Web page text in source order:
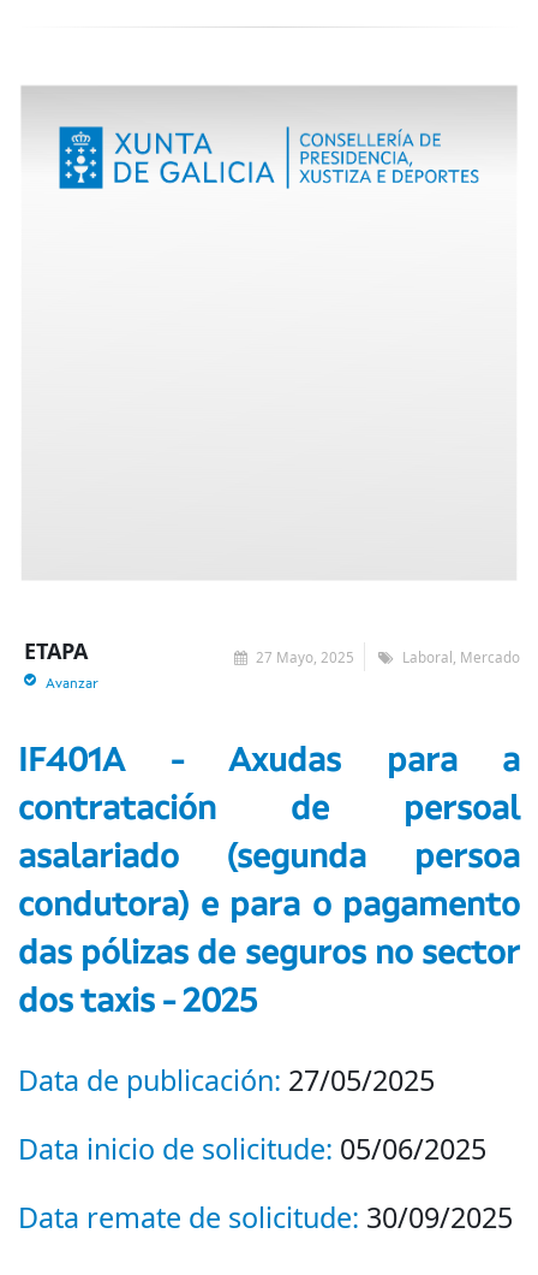
27 Mayo, 2025 Laboral, Mercado
ETAPA
Avanzar
IF401A - Axudas para a
contratación de persoal
asalariado (segunda persoa
condutora) e para o pagamento
das pólizas de seguros no sector
dos taxis - 2025
Data de publicación: 27/05/2025
Data inicio de solicitude: 05/06/2025
Data remate de solicitude: 30/09/2025